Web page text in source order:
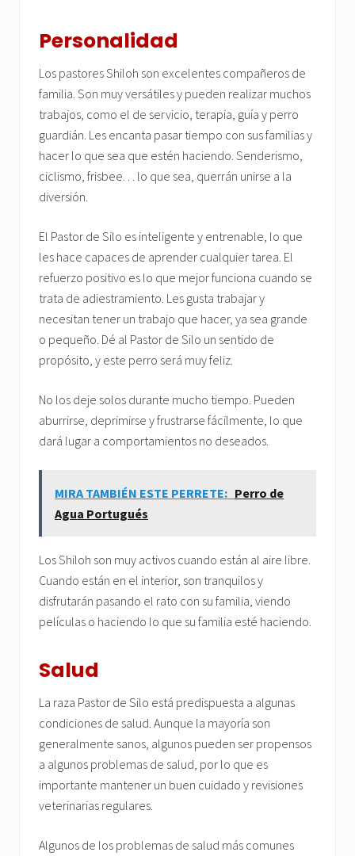
Personalidad
Los pastores Shiloh son excelentes compañeros de
familia. Son muy versátiles y pueden realizar muchos
trabajos, como el de servicio, terapia, guía y perro
guardián. Les encanta pasar tiempo con sus familias y
hacer lo que sea que estén haciendo. Senderismo,
ciclismo, frisbee. . . lo que sea, querrán unirse a la
diversión.
El Pastor de Silo es inteligente y entrenable, lo que
les hace capaces de aprender cualquier tarea. El
refuerzo positivo es lo que mejor funciona cuando se
trata de adiestramiento. Les gusta trabajar y
necesitan tener un trabajo que hacer, ya sea grande
o pequeño. Dé al Pastor de Silo un sentido de
propósito, y este perro será muy feliz.
No los deje solos durante mucho tiempo. Pueden
aburrirse, deprimirse y frustrarse fácilmente, lo que
dará lugar a comportamientos no deseados.
MIRA TAMBIÉN ESTE PERRETE: Perro de
Agua Portugués
Los Shiloh son muy activos cuando están al aire libre.
Cuando están en el interior, son tranquilos y
disfrutarán pasando el rato con su familia, viendo
películas o haciendo lo que su familia esté haciendo.
Salud
La raza Pastor de Silo está predispuesta a algunas
condiciones de salud. Aunque la mayoría son
generalmente sanos, algunos pueden ser propensos
a algunos problemas de salud, por lo que es
importante mantener un buen cuidado y revisiones
veterinarias regulares.
Algunos de los problemas de salud más comunes